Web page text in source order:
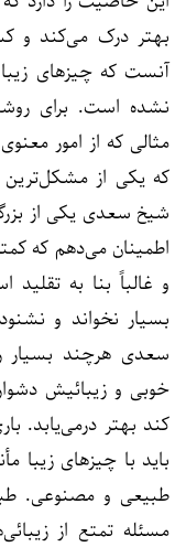
بهتر درک می‌کند و
آنست که چیزهای زیبا
نشده است. برای
مثالی که از امور
که یکی از
شیخ سعدی یکی از
اطمینان می‌دهم که
و غالباً بنا به
بسیار نخواند و
سعدی هرچند
خوبی و زیبائیش
کند بهتر درمی‌یابد.
باید با چیزهای
طبیعی و مصنوعی.
مسئله تمتع از